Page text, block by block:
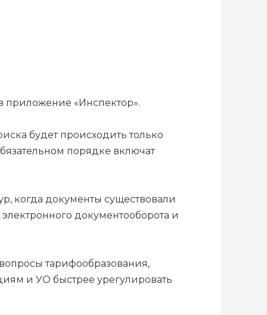
приложение «Инспектор».
будет происходить только
порядке включат
когда документы существовали
документооборота и
тарифообразования,
и УО быстрее урегулировать